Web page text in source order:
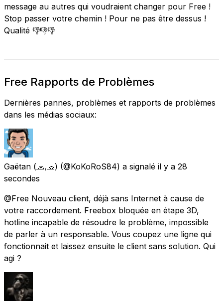
message au autres qui voudraient changer pour Free !
Stop passer votre chemin ! Pour ne pas être dessus !
Qualité 👎👎👎
Free Rapports de Problèmes
Dernières pannes, problèmes et rapports de problèmes
dans les médias sociaux:
Gaëtan (🧢,🧢) (@KoKoRoS84) a signalé il y a 28
secondes
@Free Nouveau client, déjà sans Internet à cause de
votre raccordement. Freebox bloquée en étape 3D,
hotline incapable de résoudre le problème, impossible
de parler à un responsable. Vous coupez une ligne qui
fonctionnait et laissez ensuite le client sans solution. Qui
agi ?